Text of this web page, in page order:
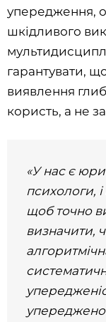
упередження,
шкідливого
гарантувати,
виявлення
користь, а не
«У нас є
психологи,
щоб точно
визначити,